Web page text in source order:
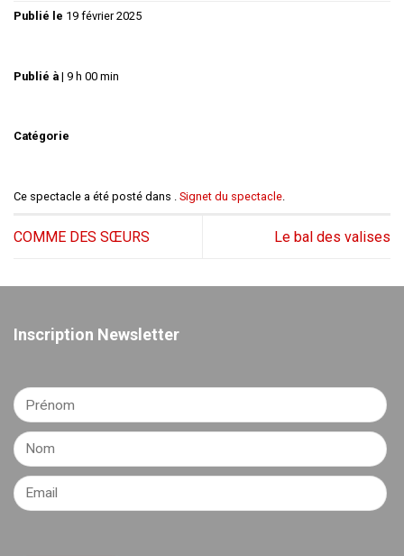
Publié le 19 février 2025
Publié à | 9 h 00 min
Catégorie
Ce spectacle a été posté dans . Signet du spectacle.
COMME DES SŒURS Le bal des valises
Inscription Newsletter